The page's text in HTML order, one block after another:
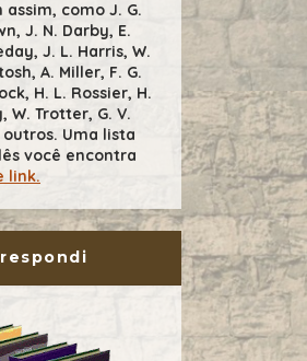
como J. G.
J. N. Darby, E.
J. L. Harris, W.
A. Miller, F. G.
H. L. Rossier, H.
W. Trotter, G. V.
Uma lista
você encontra
link.